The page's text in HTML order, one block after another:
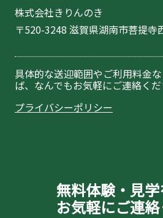
株式会社きりんのき
〒520-3248 滋賀県湖南市菩提寺
具体的な送迎範囲やご利用料金
ば、なんでもお気軽にご連絡くだ
プライバシーポリシー
無料体験・見
お気軽にご連